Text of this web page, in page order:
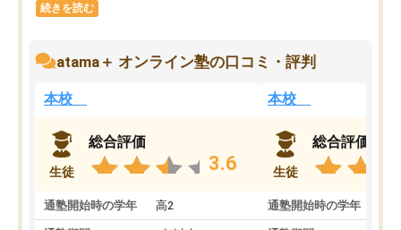
続きを読む
atama＋ オンライン塾の口コミ・評判
本校
生徒
総合評価
3.6
通塾開始時の学年 高2
本校
生徒
総合評価
通塾開始時の学年